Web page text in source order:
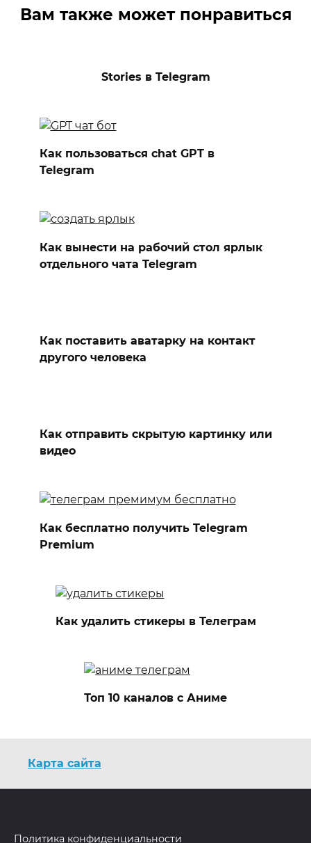
Вам также может понравиться
Stories в Telegram
Как пользоваться chat GPT в
Telegram
Как вынести на рабочий стол ярлык
отдельного чата Telegram
Как поставить аватарку на контакт
другого человека
Как отправить скрытую картинку или
видео
Как бесплатно получить Telegram
Premium
Как удалить стикеры в Телеграм
Топ 10 каналов с Аниме
Карта сайта
Политика конфиденциальности